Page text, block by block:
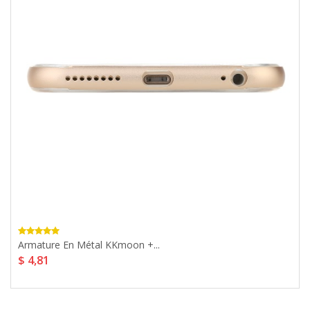
Armature En Métal KKmoon +...
$ 4,81